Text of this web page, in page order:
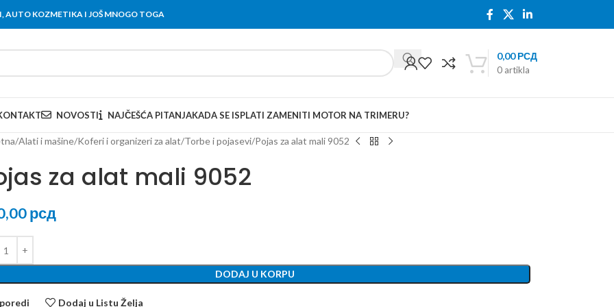
AUTO KOZMETIKA I JOŠ MNOGO TOGA
0 artikla
0,00РСД
NOVOSTI NAJČEŠĆA PITANJAKADA SE ISPLATI ZAMENITI MOTOR NA TRIMERU?
Alati i mašine Koferi i organizeri za alat Torbe i pojasevi Pojas za alat mali 9052
za alat mali 9052
рсд
DODAJ U KORPU
Dodaj u Listu Želja